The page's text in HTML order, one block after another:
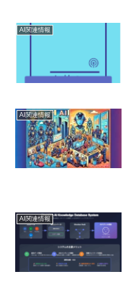
AI関連情報
AI関連情報
AI関連情報